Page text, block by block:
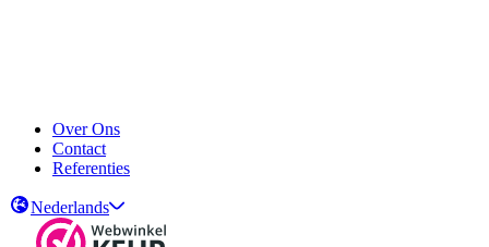
Over Ons
Contact
Referenties
Nederlands